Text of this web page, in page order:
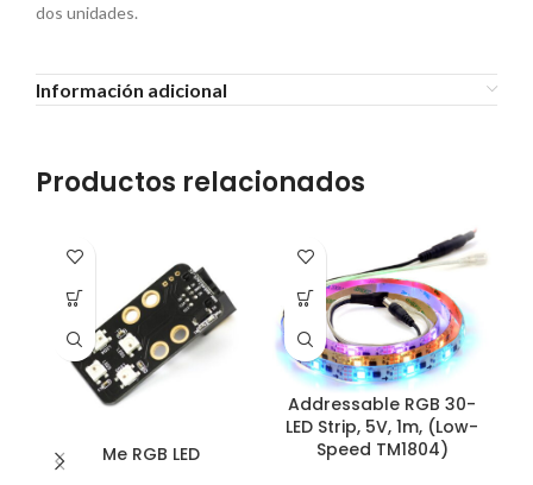
dos unidades.
Información adicional
Productos relacionados
Me RGB LED
Addressable RGB 30-
LED Strip, 5V, 1m, (Low-
Speed TM1804)